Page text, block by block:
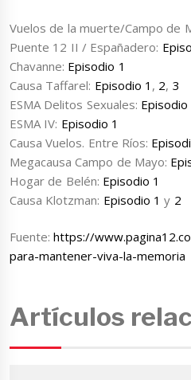
Vuelos de la muerte/Campo de
Puente 12 II / Españadero:
Chavanne: Episodio 1
Causa Taffarel: Episodio 1 , 2, 3
ESMA Delitos Sexuales: Episodio
ESMA IV: Episodio 1
Causa Vuelos. Entre Ríos:
Megacausa Campo de Mayo:
Hogar de Belén: Episodio 1
Causa Klotzman: Episodio 1 y 2
Fuente:https://
para-mantener-viva-la-memoria
Artículos